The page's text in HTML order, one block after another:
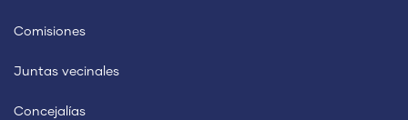
Comisiones
Juntas vecinales
Concejalías